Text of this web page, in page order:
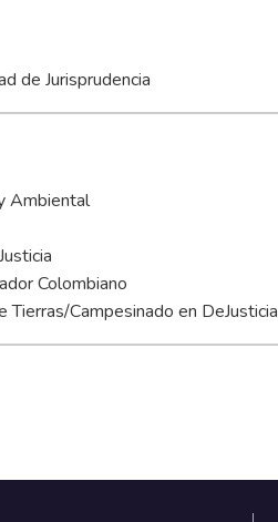
de Jurisprudencia
Ambiental
Colombiano
Tierras/Campesinado en DeJusticia